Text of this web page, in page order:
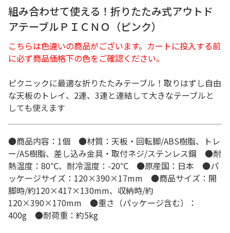
組み合わせて使える！折りたたみ式アウトド
アテーブルＰＩＣＮＯ（ピンク）
こちらは色違いの商品がございます。カートに投入する前
に必ず商品価格下の色をご確認ください。
ピクニックに最適な折りたたみテーブル！取りはずし自由
な天板のトレイ、2連、3連と連結して大きなテーブルと
しても使えます
●商品内容：1個 ●材質：天板・回転脚/ABS樹脂、トレ
ー/AS樹脂、差し込み金具・取付ネジ/ステンレス鋼 ●耐
熱温度：80℃、耐冷温度：-20℃ ●原産国：日本 ●パ
ッケージサイズ：120×390×17mm ●商品サイズ：開
脚時/約120×417×130mm、収納時/約
120×390×170mm ●重さ（パッケージ含む）：
400g ●耐荷重：約5kg